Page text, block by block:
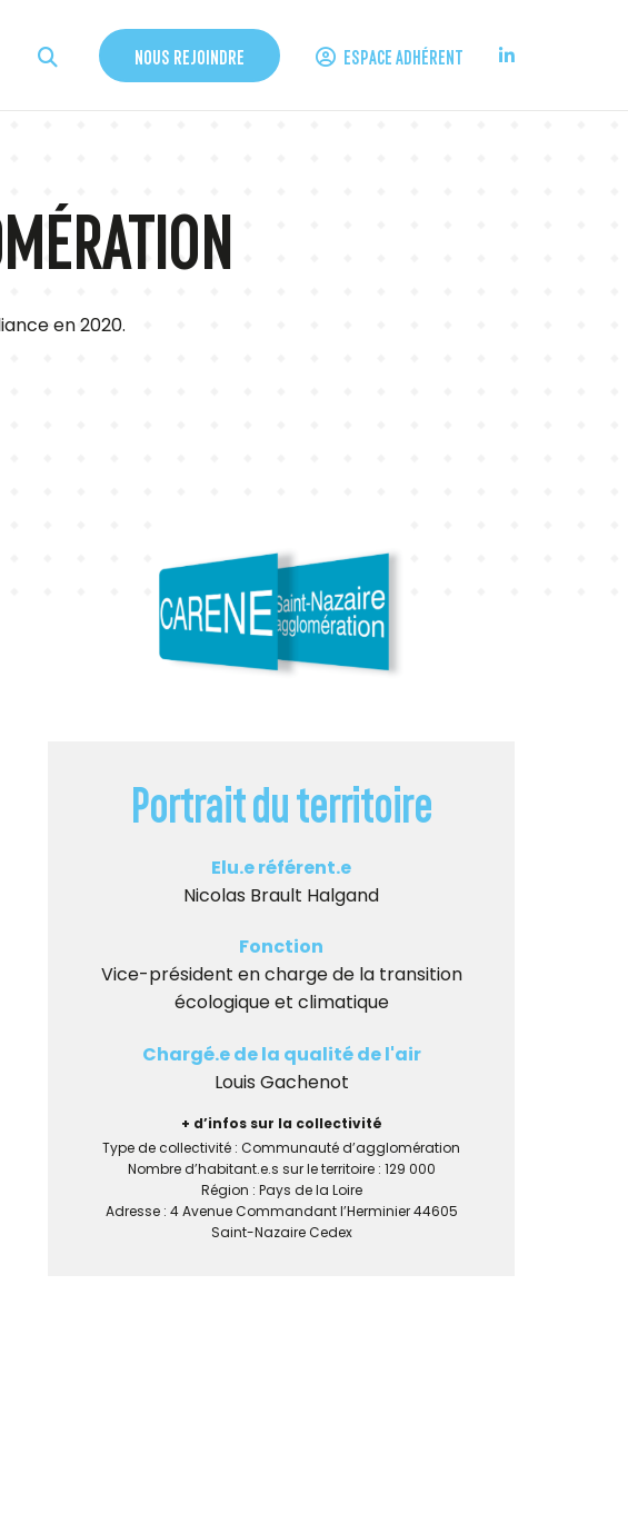
NOUS REJOINDRE ESPACE ADHÉRENT
en 2020.
Portrait du territoire
Elu.e référent.e
Nicolas Brault Halgand
Fonction
Vice-président en charge de la transition
écologique et climatique
Chargé.e de la qualité de l'air
Louis Gachenot
+ d’infos sur la collectivité
Type de collectivité : Communauté d’agglomération
Nombre d’habitant.e.s sur le territoire : 129 000
Région : Pays de la Loire
Adresse : 4 Avenue Commandant l’Herminier 44605
Saint-Nazaire Cedex